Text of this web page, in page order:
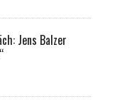
Jens Balzer